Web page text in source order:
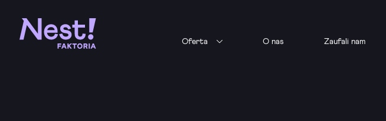
Oferta O nas Zaufali nam